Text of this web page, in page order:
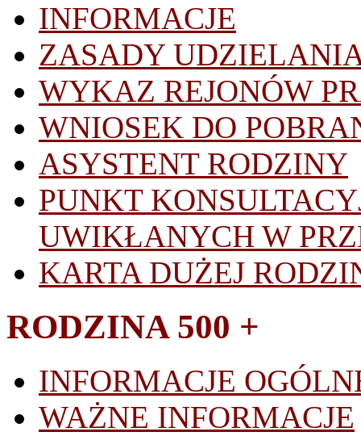
INFORMACJE
ZASADY
WYKAZ REJONÓW
WNIOSEK DO
ASYSTENT RODZINY
PUNKT
UWIKŁANYCH W
KARTA DUŻEJ
RODZINA 500 +
INFORMACJE
WAŻNE INFORMACJE